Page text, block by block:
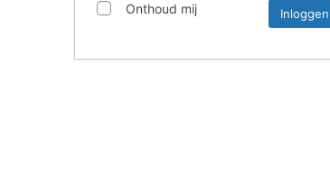
Onthoud mij